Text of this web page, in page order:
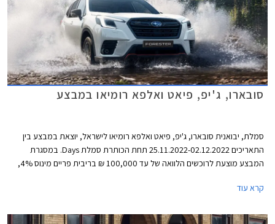
סובארו, ג'יפ, פיאט ואלפא רומיאו במבצע
סמלת, יבואנית סובארו, ג'יפ, פיאט ואלפא רומיאו לישראל, יוצאת במבצע בין
התאריכים 25.11.2022-02.12.2022 תחת הכותרת סמלת Days. במסגרת
המבצע מוצעת לרוכשים הלוואה של עד 100,000 ₪ בריבית פריים מינוס 4%,
וכוללים עמלת הקמה בסך 1.5% ממחיר הרכב ודמי משכון ושעבוד בסך 350 ₪,
קרא עוד